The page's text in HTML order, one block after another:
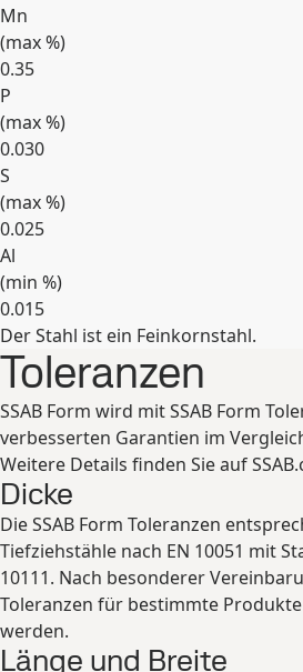
Mn
(max%)
0.35
P
(max%)
0.030
S
(max%)
0.025
Al
(min %)
0.015
Erweitern
Der Stahl ist ein Feinkornstahl.
Toleranzen
SSAB Form wird mit SSAB Form
verbesserten Garantien im
Weitere Details finden Sie auf
Dicke
Die SSAB Form Toleranzen
Tiefziehstähle nach EN 10051 mit
10111. Nach besonderer
Toleranzen für bestimmte
werden.
Länge und Breite